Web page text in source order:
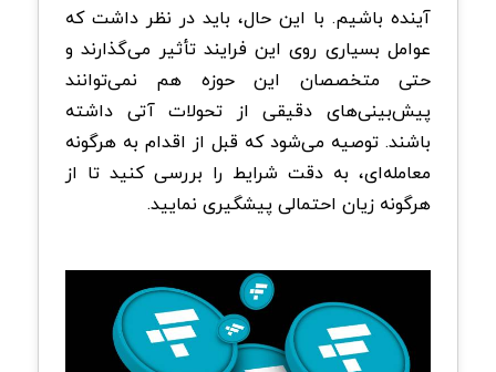
آینده باشیم. با این حال، باید در نظر داشت که
عوامل بسیاری روی این فرایند تأثیر می‌گذارند و
حتی متخصصان این حوزه هم نمی‌توانند
پیش‌بینی‌های دقیقی از تحولات آتی داشته
باشند. توصیه می‌شود که قبل از اقدام به هرگونه
معامله‌ای، به دقت شرایط را بررسی کنید تا از
هرگونه زیان احتمالی پیشگیری نمایید.